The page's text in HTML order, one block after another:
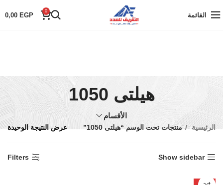
القائمة
0
0,00 EGP
هيلتى 1050
الأقسام
الرئيسية منتجات تحت الوسم “هيلتى 1050” عرض النتيجة الوحيدة
Show sidebar
Filters
-27%